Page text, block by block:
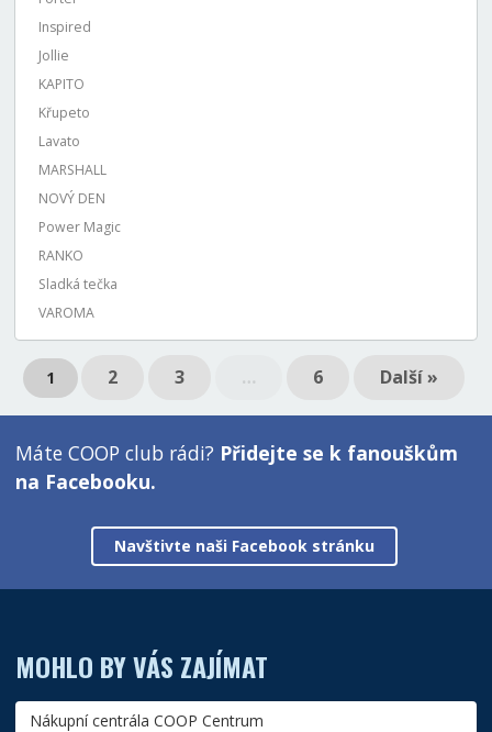
Inspired
Jollie
KAPITO
Křupeto
Lavato
MARSHALL
NOVÝ DEN
Power Magic
RANKO
Sladká tečka
VAROMA
1 2 3 … 6 Další »
Máte COOP club rádi? Přidejte se k fanouškům
na Facebooku.
Navštivte naši Facebook stránku
MOHLO BY VÁS ZAJÍMAT
Nákupní centrála COOP Centrum